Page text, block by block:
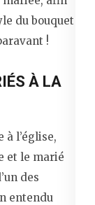
du bouquet
!
À LA
l’église,
et le marié
des
entendu